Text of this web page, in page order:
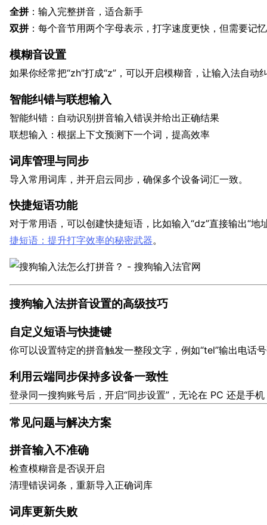
全拼：输入完整拼音，适合新手
双拼：每个音节用两个字母表示，打字速度更快，但需要记
模糊音设置
如果你经常把“zh”打成“z”，可以开启模糊音，让输入法自动
智能纠错与联想输入
智能纠错：自动识别拼音输入错误并给出正确结果
联想输入：根据上下文预测下一个词，提高效率
词库管理与同步
导入常用词库，并开启云同步，确保多个设备词汇一致。
快捷短语功能
对于常用语，可以创建快捷短语，比如输入“dz”直接输出“地
捷短语：提升打字效率的秘密武器。
搜狗输入法拼音设置的高级技巧
自定义短语与快捷键
你可以设置特定的拼音触发一整段文字，例如“tel”输出电话
利用云端同步保持多设备一致性
登录同一搜狗账号后，开启“同步设置”，无论在 PC 还是手
常见问题与解决方案
拼音输入不准确
检查模糊音是否误开启
清理错误词条，重新导入正确词库
词库更新失败